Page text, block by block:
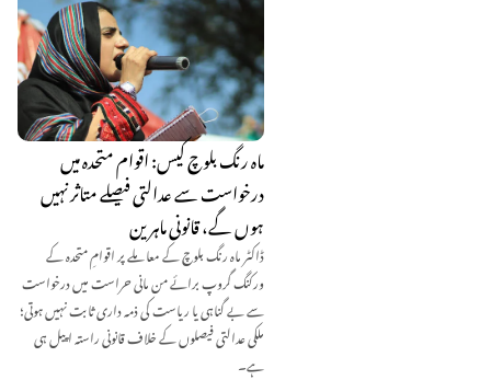
ماہ رنگ بلوچ کیس: اقوام متحدہ میں
درخواست سے عدالتی فیصلے متاثر نہیں
ہوں گے، قانونی ماہرین
ڈاکٹر ماہ رنگ بلوچ کے معاملے پر اقوامِ متحدہ کے
ورکنگ گروپ برائے من مانی حراست میں درخواست
سے بے گناہی یا ریاست کی ذمہ داری ثابت نہیں ہوتی؛
ملکی عدالتی فیصلوں کے خلاف قانونی راستہ اپیل ہی
ہے۔